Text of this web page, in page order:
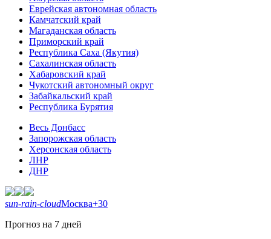
Еврейская автономная область
Камчатский край
Магаданская область
Приморский край
Республика Саха (Якутия)
Сахалинская область
Хабаровский край
Чукотский автономный округ
Забайкальский край
Республика Бурятия
Весь Донбасс
Запорожская область
Херсонская область
ЛНР
ДНР
sun-rain-cloudМосква+30
Прогноз на 7 дней